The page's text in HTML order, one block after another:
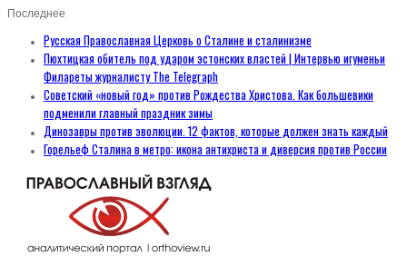
Последнее
Русская Православная Церковь о Сталине и сталинизме
Пюхтицкая обитель под ударом эстонских властей | Интервью игуменьи
Филареты журналисту The Telegraph
Советский «новый год» против Рождества Христова. Как большевики
подменили главный праздник зимы
Динозавры против эволюции. 12 фактов, которые должен знать каждый
Горельеф Сталина в метро: икона антихриста и диверсия против России